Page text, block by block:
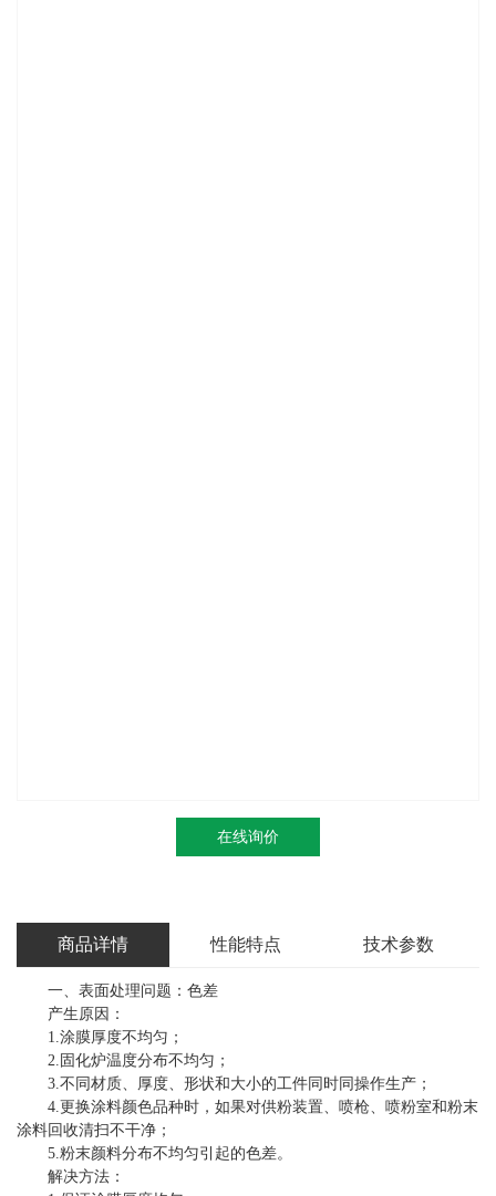
在线询价
商品详情 性能特点 技术参数
一、表面处理问题：色差
产生原因：
1.涂膜厚度不均匀；
2.固化炉温度分布不均匀；
3.不同材质、厚度、形状和大小的工件同时同操作生产；
4.更换涂料颜色品种时，如果对供粉装置、喷枪、喷粉室和粉末
涂料回收清扫不干净；
5.粉末颜料分布不均匀引起的色差。
解决方法：